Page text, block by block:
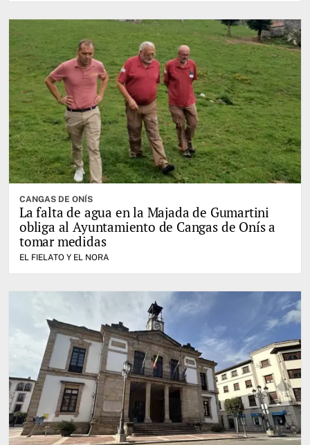
CANGAS DE ONÍS
La falta de agua en la Majada de Gumartini
obliga al Ayuntamiento de Cangas de Onís a
tomar medidas
EL FIELATO Y EL NORA